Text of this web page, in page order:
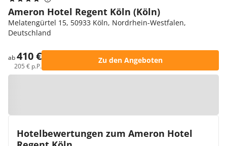
Ameron Hotel Regent Köln (Köln)
Melatengürtel 15, 50933 Köln, Nordrhein-Westfalen,
Deutschland
ab410 €
205 € p.P.
Zu den Angeboten
Hotelbewertungen zum Ameron Hotel